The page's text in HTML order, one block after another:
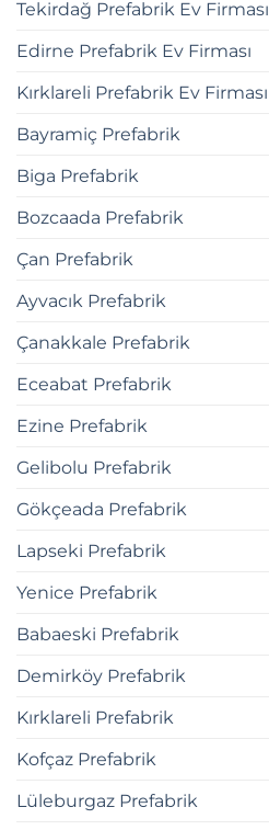
Tekirdağ Prefabrik Ev Firması
Edirne Prefabrik Ev Firması
Kırklareli Prefabrik Ev Firması
Bayramiç Prefabrik
Biga Prefabrik
Bozcaada Prefabrik
Çan Prefabrik
Ayvacık Prefabrik
Çanakkale Prefabrik
Eceabat Prefabrik
Ezine Prefabrik
Gelibolu Prefabrik
Gökçeada Prefabrik
Lapseki Prefabrik
Yenice Prefabrik
Babaeski Prefabrik
Demirköy Prefabrik
Kırklareli Prefabrik
Kofçaz Prefabrik
Lüleburgaz Prefabrik